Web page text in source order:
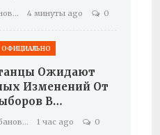
Шолпан Сабанова 4 минуты ago 0
ОФИЦИАЛЬНО
Ожидают
Изменений От
В…
Шолпан Сабанова 1 час ago 0